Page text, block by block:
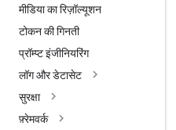
मीडिया का रिज़ॉल्यूशन
टोकन की गिनती
प्रॉम्प्ट इंजीनियरिंग
लॉग और डेटासेट
सुरक्षा
फ़्रेमवर्क